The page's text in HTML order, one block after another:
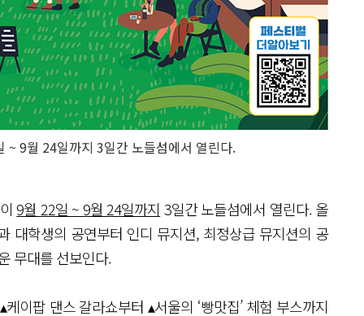
~ 9월 24일까지 3일간 노들섬에서 열린다.
이 9월 22일 ~ 9월 24일까지 3일간 노들섬에서 열린다. 올
대학생의 공연부터 인디 뮤지션, 최정상급 뮤지션의 공
무대를 선보인다.
이팝 댄스 갈라쇼부터 ▴서울의 ‘빵맛집’ 체험 부스까지